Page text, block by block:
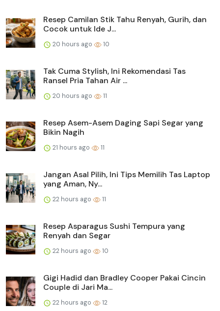
Resep Camilan Stik Tahu Renyah, Gurih, dan
Cocok untuk Ide J...
20 hours ago 10
Tak Cuma Stylish, Ini Rekomendasi Tas
Ransel Pria Tahan Air ...
20 hours ago 11
Resep Asem-Asem Daging Sapi Segar yang
Bikin Nagih
21 hours ago 11
Jangan Asal Pilih, Ini Tips Memilih Tas Laptop
yang Aman, Ny...
22 hours ago 11
Resep Asparagus Sushi Tempura yang
Renyah dan Segar
22 hours ago 10
Gigi Hadid dan Bradley Cooper Pakai Cincin
Couple di Jari Ma...
22 hours ago 12